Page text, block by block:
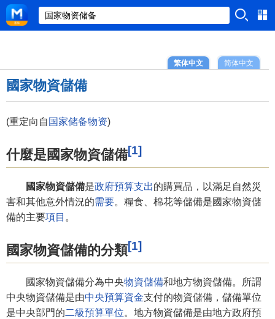
简体中文
繁体中文
國家物資儲備
(重定向自 国家储备物资)
什麼是國家物資儲備[1]
國家物資儲備是政府預算支出的購買品，以滿足自然災
害和其他意外情況的需要。糧食、棉花等儲備是國家物資儲
備的主要項目 。
國家物資儲備的分類[1]
國家物資儲備分為中央物資儲備和地方物資儲備。所謂
中央物資儲備是由中央預算資金支付的物資儲備，儲備單位
是中央部門的二級預算單位。地方物資儲備是由地方政府預